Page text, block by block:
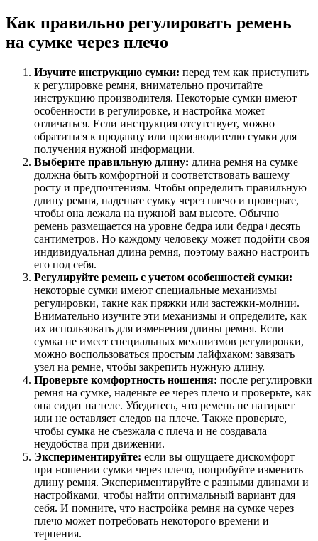
Как правильно регулировать ремень
на сумке через плечо
Изучите инструкцию сумки: перед тем как приступить
к регулировке ремня, внимательно прочитайте
инструкцию производителя. Некоторые сумки имеют
особенности в регулировке, и настройка может
отличаться. Если инструкция отсутствует, можно
обратиться к продавцу или производителю сумки для
получения нужной информации.
Выберите правильную длину: длина ремня на сумке
должна быть комфортной и соответствовать вашему
росту и предпочтениям. Чтобы определить правильную
длину ремня, наденьте сумку через плечо и проверьте,
чтобы она лежала на нужной вам высоте. Обычно
ремень размещается на уровне бедра или бедра+десять
сантиметров. Но каждому человеку может подойти своя
индивидуальная длина ремня, поэтому важно настроить
его под себя.
Регулируйте ремень с учетом особенностей сумки:
некоторые сумки имеют специальные механизмы
регулировки, такие как пряжки или застежки-молнии.
Внимательно изучите эти механизмы и определите, как
их использовать для изменения длины ремня. Если
сумка не имеет специальных механизмов регулировки,
можно воспользоваться простым лайфхаком: завязать
узел на ремне, чтобы закрепить нужную длину.
Проверьте комфортность ношения: после регулировки
ремня на сумке, наденьте ее через плечо и проверьте, как
она сидит на теле. Убедитесь, что ремень не натирает
или не оставляет следов на плече. Также проверьте,
чтобы сумка не съезжала с плеча и не создавала
неудобства при движении.
Экспериментируйте: если вы ощущаете дискомфорт
при ношении сумки через плечо, попробуйте изменить
длину ремня. Экспериментируйте с разными длинами и
настройками, чтобы найти оптимальный вариант для
себя. И помните, что настройка ремня на сумке через
плечо может потребовать некоторого времени и
терпения.